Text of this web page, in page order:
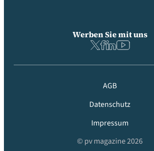
Werben Sie mit uns
AGB
Datenschutz
Impressum
© pv magazine 2026